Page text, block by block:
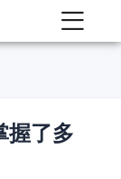
握了多